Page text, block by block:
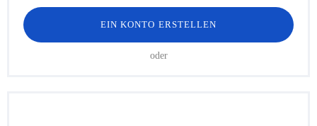
EIN KONTO ERSTELLEN
oder